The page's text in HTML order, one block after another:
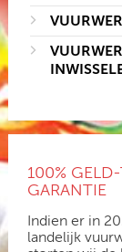
100%
GARANTIE
Indien er in
landelijk